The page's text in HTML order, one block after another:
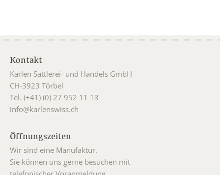
Kontakt
Karlen Sattlerei- und Handels GmbH
CH-3923 Törbel
Tel. (+41) (0) 27 952 11 13
info@karlenswiss.ch
Öffnungszeiten
Wir sind eine Manufaktur.
Sie können uns gerne besuchen mit